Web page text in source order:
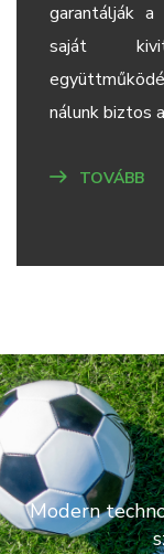
garantálják
saját
nálunk biztos
TOVÁBB
Modern